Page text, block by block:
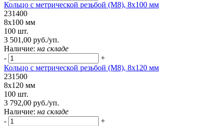
Кольцо с метрической резьбой (М8), 8х100 мм
231400
8х100 мм
100 шт.
3 501,00 руб./уп.
Наличие: на складе
-
+
Кольцо с метрической резьбой (М8), 8х120 мм
231500
8х120 мм
100 шт.
3 792,00 руб./уп.
Наличие: на складе
-
+